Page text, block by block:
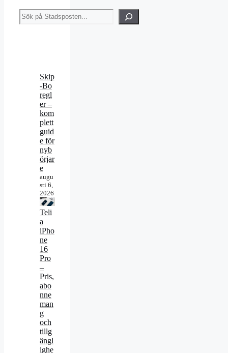
Sök
Skip
-Bo
regl
er –
kom
plett
guid
e för
nyb
örjar
e
augu
sti 6,
2026
Teli
a
iPho
ne
16
Pro
–
Pris,
abo
nne
man
g
och
tillg
ängl
ighe